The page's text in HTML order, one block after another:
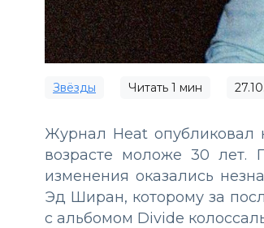
Звёзды Читать 1 мин
Журнал Heat опубликовал
возрасте моложе 30
изменения оказались
Эд Ширан, которому за
с альбомом Divide